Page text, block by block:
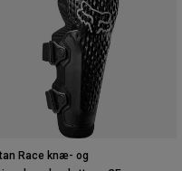
Race knæ- og